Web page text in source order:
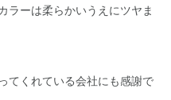
ラーは柔らかいうえにツヤま
てくれている会社にも感謝で